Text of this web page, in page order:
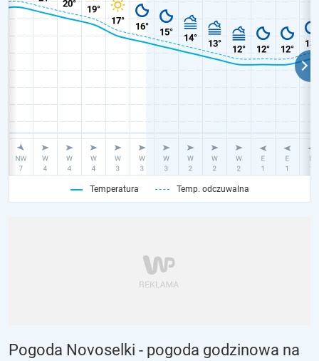
Temperatura Temp. odczuwalna
Pogoda Novoselki - pogoda godzinowa na